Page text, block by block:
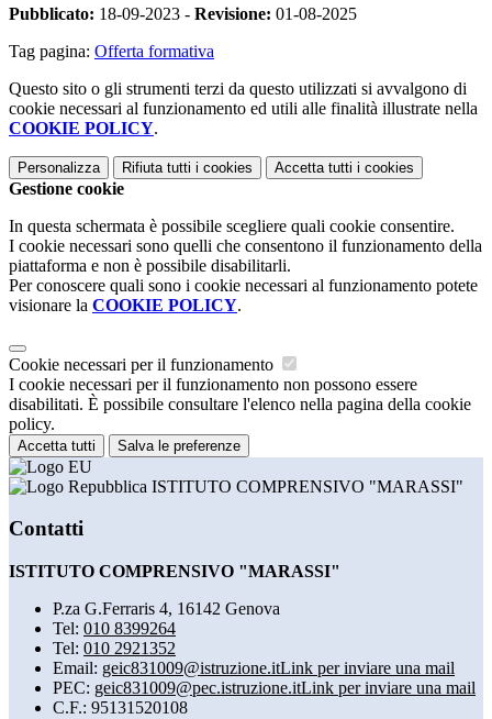
Pubblicato: 18-09-2023 - Revisione: 01-08-2025
Tag pagina: Offerta formativa
Questo sito o gli strumenti terzi da questo utilizzati si avvalgono di
cookie necessari al funzionamento ed utili alle finalità illustrate nella
COOKIE POLICY.
Personalizza Rifiuta tutti i cookies Accetta tutti i cookies
Gestione cookie
In questa schermata è possibile scegliere quali cookie consentire.
I cookie necessari sono quelli che consentono il funzionamento della
piattaforma e non è possibile disabilitarli.
Per conoscere quali sono i cookie necessari al funzionamento potete
visionare la COOKIE POLICY.
Cookie necessari per il funzionamento
I cookie necessari per il funzionamento non possono essere
disabilitati. È possibile consultare l'elenco nella pagina della cookie
policy.
Accetta tutti Salva le preferenze
ISTITUTO COMPRENSIVO "MARASSI"
Contatti
ISTITUTO COMPRENSIVO "MARASSI"
P.za G.Ferraris 4, 16142 Genova
Tel: 010 8399264
Tel: 010 2921352
Email: geic831009@istruzione.itLink per inviare una mail
PEC: geic831009@pec.istruzione.itLink per inviare una mail
C.F.: 95131520108